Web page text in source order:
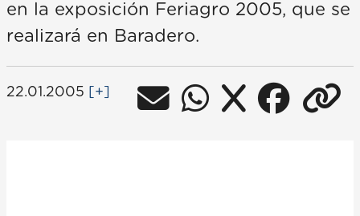
en la exposición Feriagro 2005, que se
realizará en Baradero.
22.01.2005 [+]